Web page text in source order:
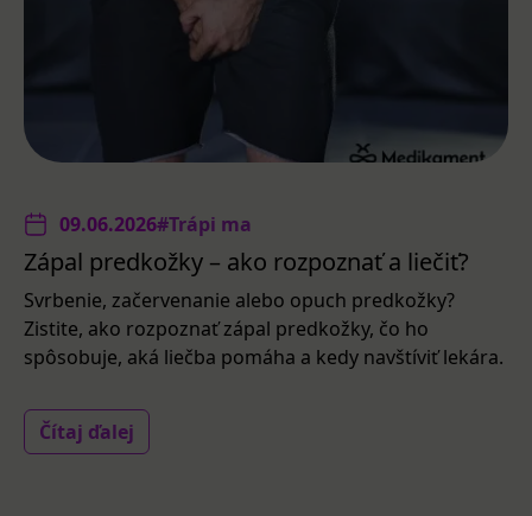
09.06.2026#Trápi ma
Zápal predkožky – ako rozpoznať a liečiť?
Svrbenie, začervenanie alebo opuch predkožky?
Zistite, ako rozpoznať zápal predkožky, čo ho
spôsobuje, aká liečba pomáha a kedy navštíviť lekára.
Čítaj ďalej